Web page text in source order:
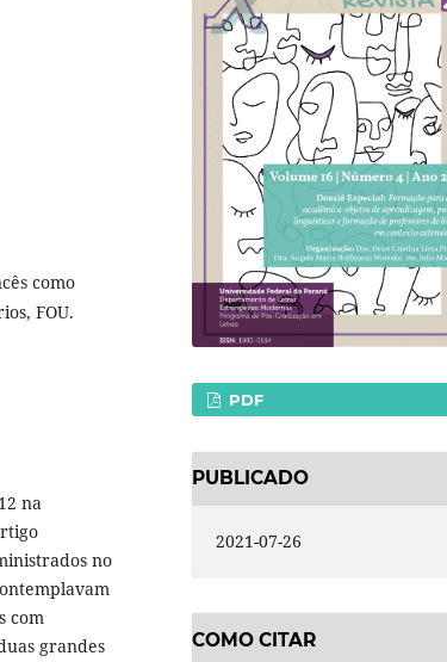
como
FOU.
na
no
com
grandes
PDF
PUBLICADO
2021-07-26
COMO CITAR